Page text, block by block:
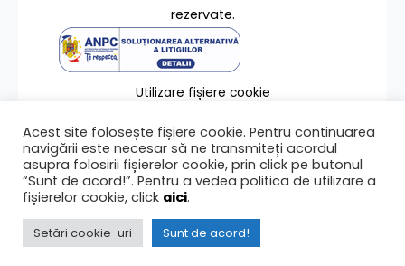
rezervate.
Utilizare fișiere cookie
Contact
Ultima modificare a paginii 27/04/2009
Acest site folosește fișiere cookie. Pentru continuarea
navigării este necesar să ne transmiteți acordul
asupra folosirii fișierelor cookie, prin click pe butonul
“Sunt de acord!”. Pentru a vedea politica de utilizare a
fișierelor cookie, click aici.
Setări cookie-uri Sunt de acord!